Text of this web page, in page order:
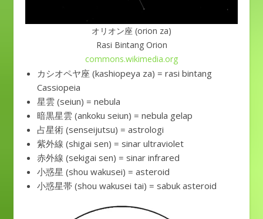
オリオン座 (orion za)
Rasi Bintang Orion
commons.wikimedia.org
カシオペヤ座 (kashiopeya za) = rasi bintang
Cassiopeia
星雲 (seiun) = nebula
暗黒星雲 (ankoku seiun) = nebula gelap
占星術 (senseijutsu) = astrologi
紫外線 (shigai sen) = sinar ultraviolet
赤外線 (sekigai sen) = sinar infrared
小惑星 (shou wakusei) = asteroid
小惑星帯 (shou wakusei tai) = sabuk asteroid